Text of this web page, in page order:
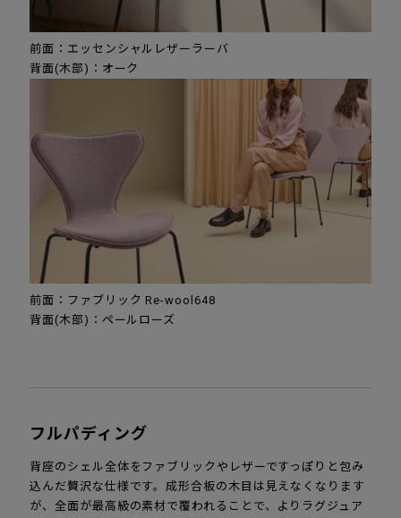
前面：エッセンシャルレザーラーバ
背面(木部)：オーク
前面：ファブリック Re-wool648
背面(木部)：ペールローズ
フルパディング
背座のシェル全体をファブリックやレザーですっぽりと包み
込んだ贅沢な仕様です。成形合板の木目は見えなくなります
が、全面が最高級の素材で覆われることで、よりラグジュア